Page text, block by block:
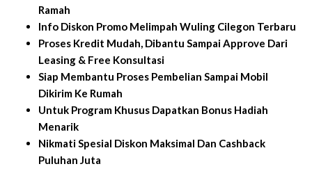
Ramah
Info Diskon Promo Melimpah Wuling Cilegon Terbaru
Proses Kredit Mudah, Dibantu Sampai Approve Dari
Leasing & Free Konsultasi
Siap Membantu Proses Pembelian Sampai Mobil
Dikirim Ke Rumah
Untuk Program Khusus Dapatkan Bonus Hadiah
Menarik
Nikmati Spesial Diskon Maksimal Dan Cashback
Puluhan Juta